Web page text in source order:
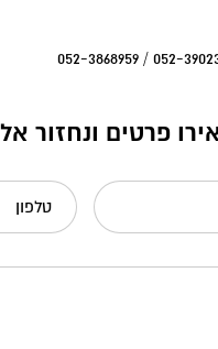
052-3902371 / 052-
פרטים ונחזור
טלפון